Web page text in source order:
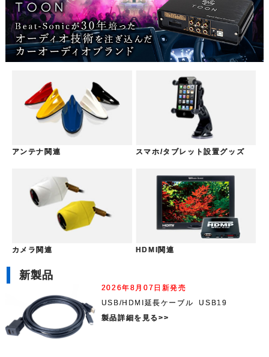
アンテナ関連 スマホ/タブレット設置グッズ
カメラ関連 HDMI関連
新製品
2026年8月07日新発売
USB/HDMI延長ケーブル USB19
製品詳細を見る>>